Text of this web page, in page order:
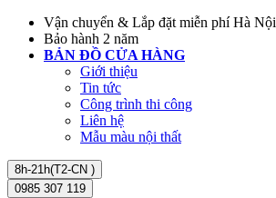
Vận chuyển & Lắp đặt miễn phí Hà Nội
Bảo hành 2 năm
BẢN ĐỒ CỬA HÀNG
Giới thiệu
Tin tức
Công trình thi công
Liên hệ
Mẫu màu nội thất
8h-21h(T2-CN )
0985 307 119